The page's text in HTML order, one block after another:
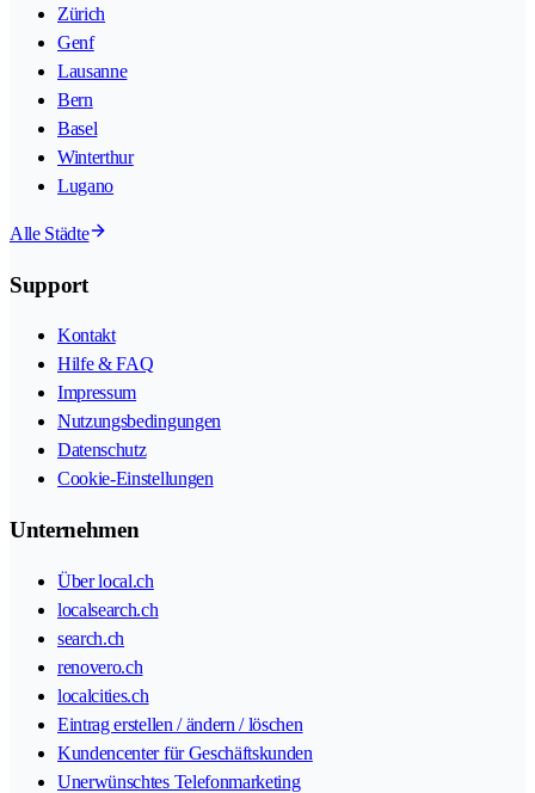
Zürich
Genf
Lausanne
Bern
Basel
Winterthur
Lugano
Alle Städte
Support
Kontakt
Hilfe & FAQ
Impressum
Nutzungsbedingungen
Datenschutz
Cookie-Einstellungen
Unternehmen
Über local.ch
localsearch.ch
search.ch
renovero.ch
localcities.ch
Eintrag erstellen / ändern / löschen
Kundencenter für Geschäftskunden
Unerwünschtes Telefonmarketing